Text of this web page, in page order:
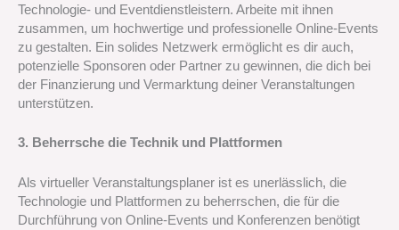
Technologie- und Eventdienstleistern. Arbeite mit ihnen
zusammen, um hochwertige und professionelle Online-Events
zu gestalten. Ein solides Netzwerk ermöglicht es dir auch,
potenzielle Sponsoren oder Partner zu gewinnen, die dich bei
der Finanzierung und Vermarktung deiner Veranstaltungen
unterstützen.
3. Beherrsche die Technik und Plattformen
Als virtueller Veranstaltungsplaner ist es unerlässlich, die
Technologie und Plattformen zu beherrschen, die für die
Durchführung von Online-Events und Konferenzen benötigt